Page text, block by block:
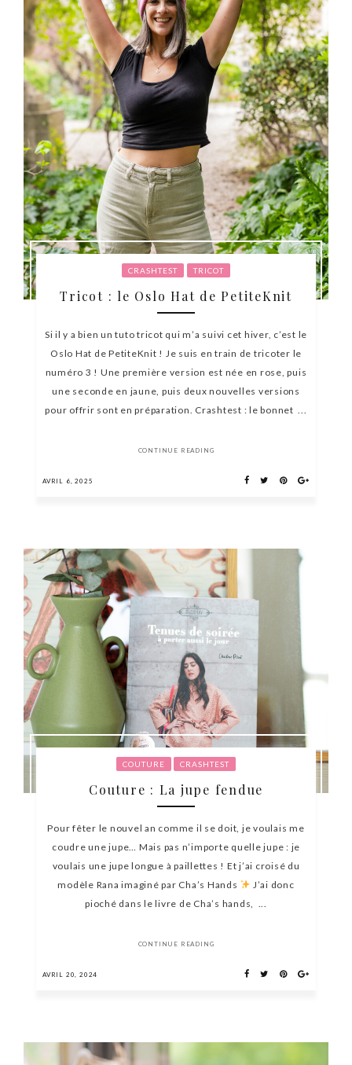
CRASHTEST TRICOT
Tricot : le Oslo Hat de PetiteKnit
Si il y a bien un tuto tricot qui m’a suivi cet hiver, c’est le
Oslo Hat de PetiteKnit ! Je suis en train de tricoter le
numéro 3 ! Une première version est née en rose, puis
une seconde en jaune, puis deux nouvelles versions
pour offrir sont en préparation. Crashtest : le bonnet ...
CONTINUE READING
AVRIL 6, 2025
COUTURE CRASHTEST
Couture : La jupe fendue
Pour fêter le nouvel an comme il se doit, je voulais me
coudre une jupe… Mais pas n’importe quelle jupe : je
voulais une jupe longue à paillettes ! Et j’ai croisé du
modèle Rana imaginé par Cha’s Hands
J’ai donc
pioché dans le livre de Cha’s hands, ...
CONTINUE READING
AVRIL 20, 2024